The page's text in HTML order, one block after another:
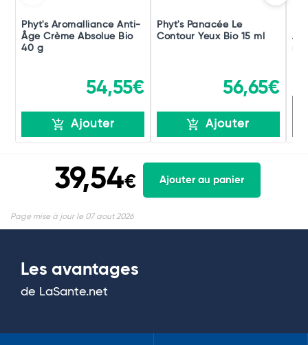
Phyt's Aromalliance Anti-
Âge Crème Absolue Bio
40 g
54,55€
Ajouter
Phyt's Panacée Le
Contour Yeux Bio 15 ml
56,65€
Ajouter
39,54€ Ajouter au panier
Page mise à jour le 07 aout 2026
Les avantages
de LaSante.net